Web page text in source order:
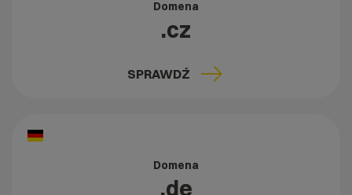
Domena
.cz
SPRAWDŹ
Domena
.de